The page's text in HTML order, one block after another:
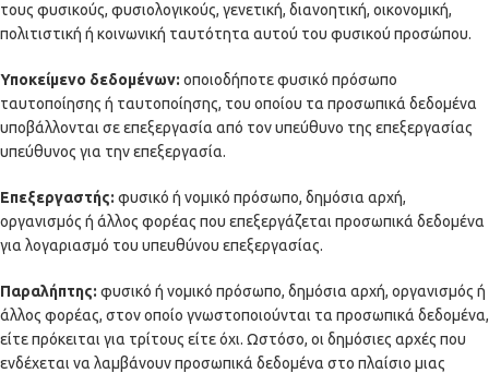
τους φυσικούς, φυσιολογικούς, γενετική, διανοητική, οικονομική,
πολιτιστική ή κοινωνική ταυτότητα αυτού του φυσικού προσώπου.
Υποκείμενο δεδομένων: οποιοδήποτε φυσικό πρόσωπο
ταυτοποίησης ή ταυτοποίησης, του οποίου τα προσωπικά δεδομένα
υποβάλλονται σε επεξεργασία από τον υπεύθυνο της επεξεργασίας
υπεύθυνος για την επεξεργασία.
Επεξεργαστής: φυσικό ή νομικό πρόσωπο, δημόσια αρχή,
οργανισμός ή άλλος φορέας που επεξεργάζεται προσωπικά δεδομένα
για λογαριασμό του υπευθύνου επεξεργασίας.
Παραλήπτης: φυσικό ή νομικό πρόσωπο, δημόσια αρχή, οργανισμός ή
άλλος φορέας, στον οποίο γνωστοποιούνται τα προσωπικά δεδομένα,
είτε πρόκειται για τρίτους είτε όχι. Ωστόσο, οι δημόσιες αρχές που
ενδέχεται να λαμβάνουν προσωπικά δεδομένα στο πλαίσιο μιας